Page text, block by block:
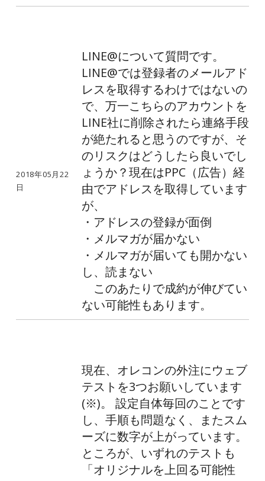
2018年05月22
日
LINE@について質問です。
LINE@では登録者のメールアド
レスを取得するわけではないの
で、万一こちらのアカウントを
LINE社に削除されたら連絡手段
が絶たれると思うのですが、そ
のリスクはどうしたら良いでし
ょうか？現在はPPC（広告）経
由でアドレスを取得しています
が、
・アドレスの登録が面倒
・メルマガが届かない
・メルマガが届いても開かない
し、読まない
このあたりで成約が伸びてい
ない可能性もあります。
現在、オレコンの外注にウェブ
テストを3つお願いしています
(※)。 設定自体毎回のことです
し、手順も問題なく、またスム
ーズに数字が上がっています。
ところが、いずれのテストも
「オリジナルを上回る可能性